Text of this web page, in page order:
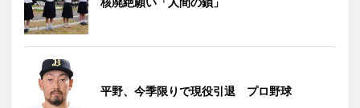
平野、今季限りで現役引退 プロ野球